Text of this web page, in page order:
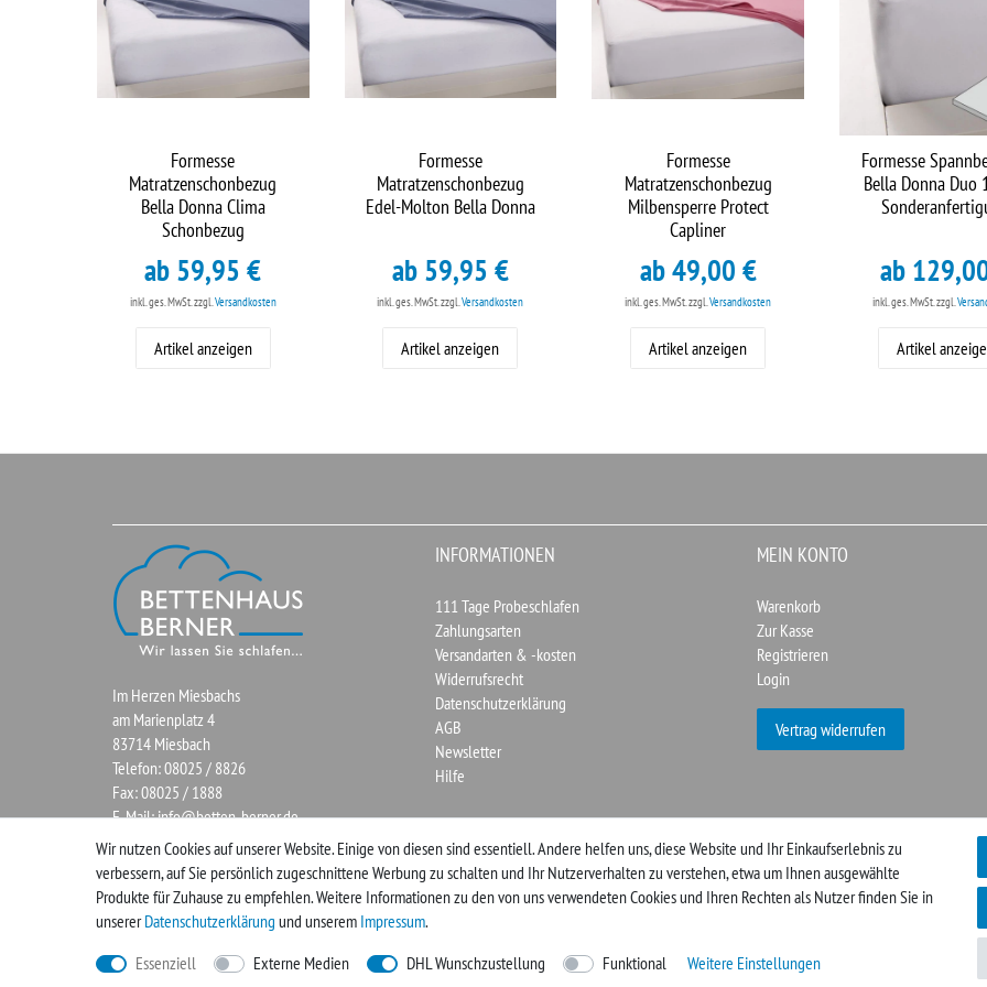
Formesse
Matratzenschonbezug
Bella Donna Clima
Schonbezug
ab 59,95 €
inkl. ges. MwSt.zzgl.Versandkosten
Artikel anzeigen
Formesse
Matratzenschonbezug
Edel-Molton Bella Donna
ab 59,95 €
inkl. ges. MwSt.zzgl.Versandkosten
Artikel anzeigen
Formesse
Matratzenschonbezug
Milbensperre Protect
Capliner
ab 49,00 €
inkl. ges. MwSt.zzgl.Versandkosten
Artikel anzeigen
Formesse
Bella Donna Duo
ab
inkl. ges. MwSt.zzgl.
Artikel
Im Herzen Miesbachs
am Marienplatz 4
83714 Miesbach
Telefon: 08025 / 8826
Fax: 08025 / 1888
E-Mail:info@betten-berner.de
INFORMATIONEN
111 Tage Probeschlafen
Zahlungsarten
Versandarten & -kosten
Widerrufsrecht
Datenschutzerklärung
AGB
Newsletter
Hilfe
MEIN KONTO
Warenkorb
Zur Kasse
Registrieren
Login
Vertrag widerrufen
Wir nutzen Cookies auf unserer Website. Einige von diesen sind essentiell. Andere helfen uns, diese Website und Ihr Einkaufserlebnis zu
verbessern, auf Sie persönlich zugeschnittene Werbung zu schalten und Ihr Nutzerverhalten zu verstehen, etwa um Ihnen ausgewählte
Produkte für Zuhause zu empfehlen. Weitere Informationen zu den von uns verwendeten Cookies und Ihren Rechten als Nutzer finden Sie in
unsererDaten­schutz­erklärung und unserem Impressum.
Essenziell
Externe Medien DHL Wunschzustellung Funktional Weitere Einstellungen
plentymarkets Template von Plenty Lions